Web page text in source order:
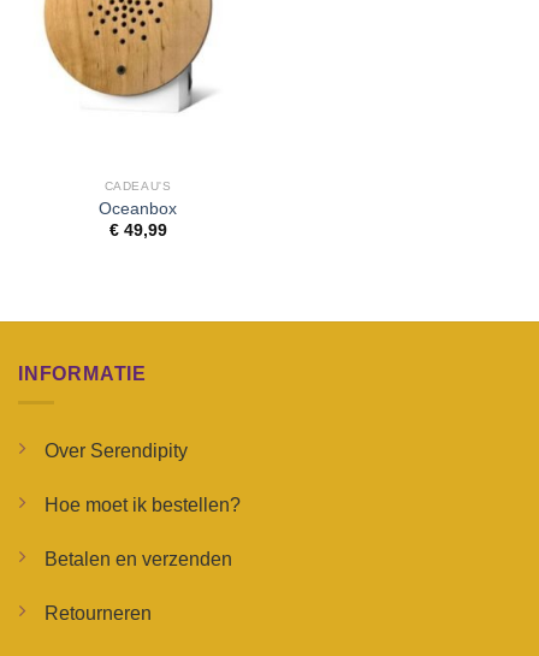
CADEAU'S
Oceanbox
€49,99
INFORMATIE
Over Serendipity
Hoe moet ik bestellen?
Betalen en verzenden
Retourneren